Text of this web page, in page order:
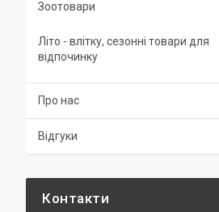
Зоотовари
Літо - влітку, сезонні товари для
відпочинку
Про нас
Відгуки